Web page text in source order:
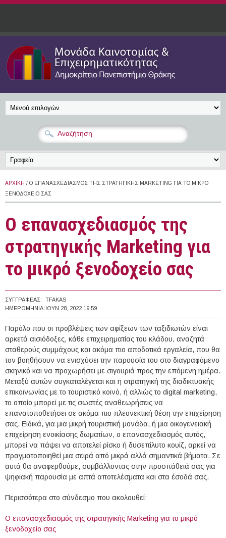
Παράκαμψη προς το κυρίως περιεχόμενο
ΑΡΧΙΚΉ / Ο ΕΠΑΝΑΣΧΕΔΙΑΣΜΌΣ ΤΗΣ ΣΤΡΑΤΗΓΙΚΉΣ MARKETING ΓΙΑ ΤΟ ΜΙΚΡΌ
ΞΕΝΟΔΟΧΕΊΟ ΣΑΣ
Ο επανασχεδιασμός της
στρατηγικής Marketing για
το μικρό ξενοδοχείο σας
ΣΥΓΓΡΑΦΈΑΣ:
TFAKAS
ΗΜΕΡΟΜΗΝΊΑ: ΙΟΥΝ 28, 2022 19:59
Παρόλο που οι προβλέψεις των αφίξεων των ταξιδιωτών είναι
αρκετά αισιόδοξες, κάθε επιχειρηματίας του κλάδου, αναζητά
σταθερούς συμμάχους και ακόμα πιο αποδοτικά εργαλεία, που θα
τον βοηθήσουν να ενισχύσει την παρουσία του στο διαγραφόμενο
σκηνικό και να προχωρήσει με σιγουριά προς την επόμενη ημέρα.
Μεταξύ αυτών συγκαταλέγεται και η στρατηγική της διαδικτυακής
επικοινωνίας με το τουριστικό κοινό, ή αλλιώς το digital marketing,
το οποίο μπορεί με τις σωστές αναθεωρήσεις να
επανατοποθετήσει σε ακόμα πιο πλεονεκτική θέση την επιχείρηση
σας. Ειδικά, για μια μικρή τουριστική μονάδα, ή μια οικογενειακή
επιχείρηση ενοικίασης δωματίων, ο επανασχεδιασμός αυτός,
μπορεί να πάψει να αποτελεί ρίσκο ή δυσεπίλυτο κουίζ, αρκεί να
πραγματοποιηθεί μια σειρά από μικρά αλλά σημαντικά βήματα. Σε
αυτά θα αναφερθούμε, συμβάλλοντας στην προσπάθειά σας για
ψηφιακή παρουσία με απτά αποτελέσματα και στα έσοδά σας.
Περισσότερα στο σύνδεσμο που ακολουθεί:
Ο επανασχεδιασμός της στρατηγικής Marketing για το μικρό
ξενοδοχείο σας